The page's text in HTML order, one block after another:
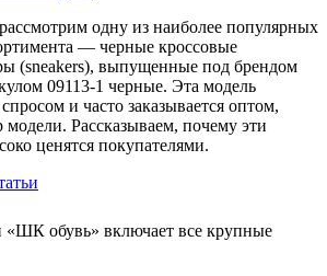
одну из наиболее популярных
— черные кроссовые
(sneakers), выпущенные под брендом
09113-1 черные. Эта модель
и часто заказывается оптом,
Рассказываем, почему эти
ценятся покупателями.
«ШК обувь» включает все крупные